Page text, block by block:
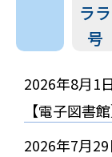
ララ
号
2026年8月1日
【電子図書
2026年7月29